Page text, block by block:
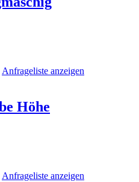
Anfrageliste anzeigen
Höhe
Anfrageliste anzeigen